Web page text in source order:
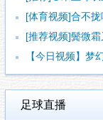
[体育视频]合不
[推荐视频]鬓微霜
【今日视频】梦
足球直播